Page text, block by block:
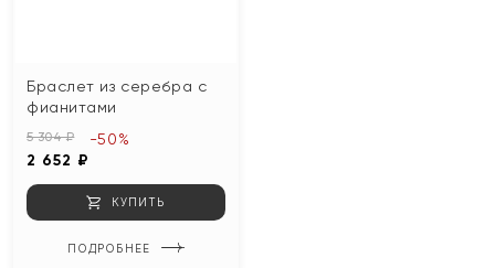
Браслет из серебра с
фианитами
5 304 ₽
2 652 ₽
-50%
КУПИТЬ
ПОДРОБНЕЕ